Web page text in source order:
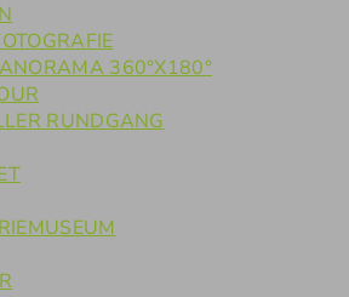
360°X180°
RUNDGANG